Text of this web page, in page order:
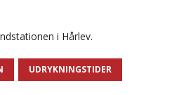
i Hårlev.
UDRYKNINGSTIDER